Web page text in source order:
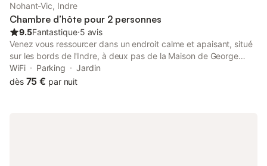
Nohant-Vic, Indre
Chambre d’hôte pour 2 personnes
9.5Fantastique⋅5 avis
Venez vous ressourcer dans un endroit calme et apaisant, situé
sur les bords de l'Indre, à deux pas de la Maison de George
Sand, dans 5 chambres entièrement rénovées. Un petit
déjeuner copieux et varié vous sera servi le matin pour faire le
WiFi Parking
Jardin
dès 75 € par nuit